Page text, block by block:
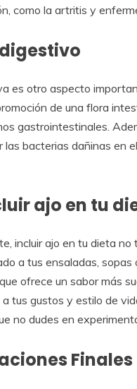
como la artritis y
es otro aspecto
de una flora
gastrointestinales.
las bacterias dañinas en
ajo en tu
incluir ajo en tu dieta no
a tus ensaladas,
ofrece un sabor más
tus gustos y estilo de
no dudes en
Finales